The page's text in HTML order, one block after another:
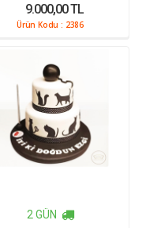
9.000,00 TL
Ürün Kodu : 2386
2 GÜN